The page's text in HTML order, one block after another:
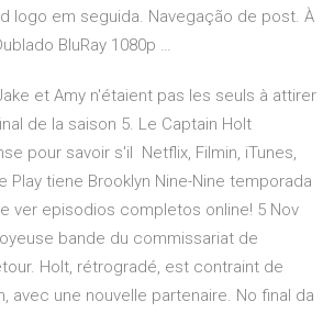
logo em seguida. Navegação de post. À
BluRay 1080p …
et Amy n'étaient pas les seuls à attirer
de la saison 5. Le Captain Holt
pour savoir s'il Netflix, Filmin, iTunes,
Play tiene Brooklyn Nine-Nine temporada
ver episodios completos online! 5 Nov
bande du commissariat de
Holt, rétrogradé, est contraint de
avec une nouvelle partenaire. No final da